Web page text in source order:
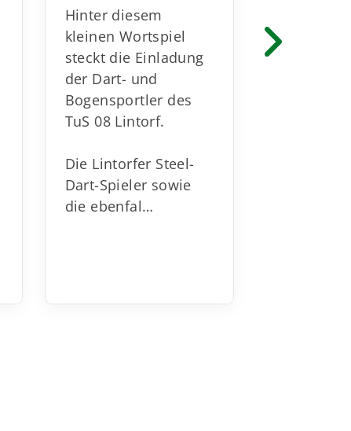
Hinter diesem
kleinen Wortspiel
steckt die Einladung
der Dart- und
Bogensportler des
TuS 08 Lintorf.
Die Lintorfer Steel-
Dart-Spieler sowie
die ebenfal…
Helfer